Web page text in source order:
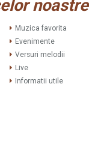
noastre
Muzica favorita
Evenimente
Versuri melodii
Live
Informatii utile